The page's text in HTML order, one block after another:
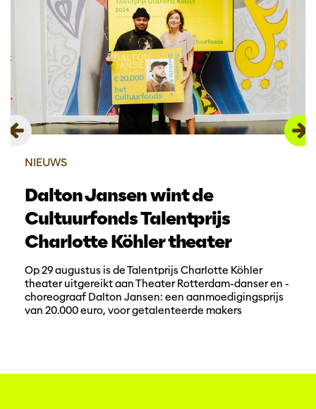
Dalton Jansen wint de
Cultuurfonds Talentprijs
Charlotte Köhler theater
Op 29 augustus is de Talentprijs Charlotte Köhler
theater uitgereikt aan Theater Rotterdam-danser en -
choreograaf Dalton Jansen: een aanmoedigingsprijs
van 20.000 euro, voor getalenteerde makers
NIEUWS